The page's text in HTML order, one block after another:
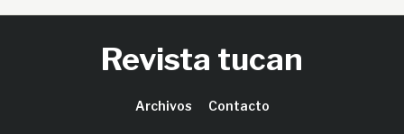
Revista tucan
Archivos Contacto